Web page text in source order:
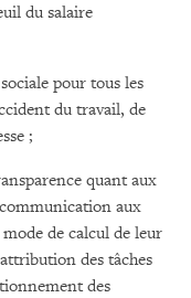
du salaire
pour tous les
du travail, de
;
quant aux
aux
de calcul de leur
des tâches
des